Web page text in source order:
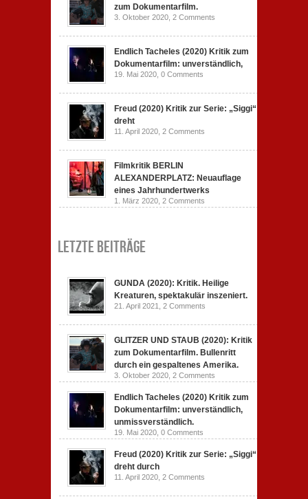
zum Dokumentarfilm.
3. Oktober 2020, 2 Comments
Endlich Tacheles (2020) Kritik zum
Dokumentarfilm: unverständlich,
19. Mai 2020, 0 Comments
Freud (2020) Kritik zur Serie: „Siggi“
dreht
11. April 2020, 2 Comments
Filmkritik BERLIN
ALEXANDERPLATZ: Neuauflage
eines Jahrhundertwerks
1. März 2020, 2 Comments
Letzte Beiträge
GUNDA (2020): Kritik. Heilige
Kreaturen, spektakulär inszeniert.
21. April 2021, 2 Comments
GLITZER UND STAUB (2020): Kritik
zum Dokumentarfilm. Bullenritt
durch ein gespaltenes Amerika.
3. Oktober 2020, 2 Comments
Endlich Tacheles (2020) Kritik zum
Dokumentarfilm: unverständlich,
unmissverständlich.
19. Mai 2020, 0 Comments
Freud (2020) Kritik zur Serie: „Siggi“
dreht durch
11. April 2020, 2 Comments